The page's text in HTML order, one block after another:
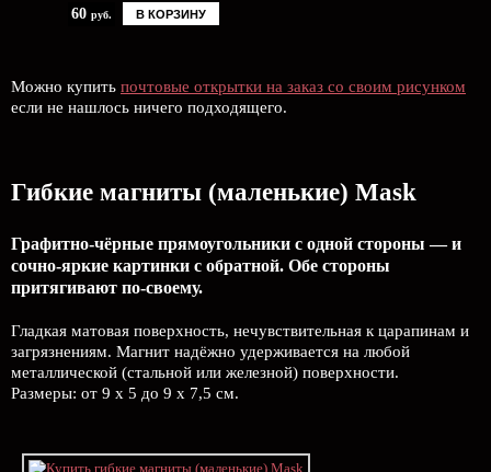
60 руб. В КОРЗИНУ
Можно купить почтовые открытки на заказ со своим рисунком
если не нашлось ничего подходящего.
Гибкие магниты (маленькие) Mask
Графитно-чёрные прямоугольники с одной стороны — и
сочно-яркие картинки с обратной. Обе стороны
притягивают по-своему.
Гладкая матовая поверхность, нечувствительная к царапинам и
загрязнениям. Магнит надёжно удерживается на любой
металлической (стальной или железной) поверхности.
Размеры: от 9 х 5 до 9 х 7,5 см.